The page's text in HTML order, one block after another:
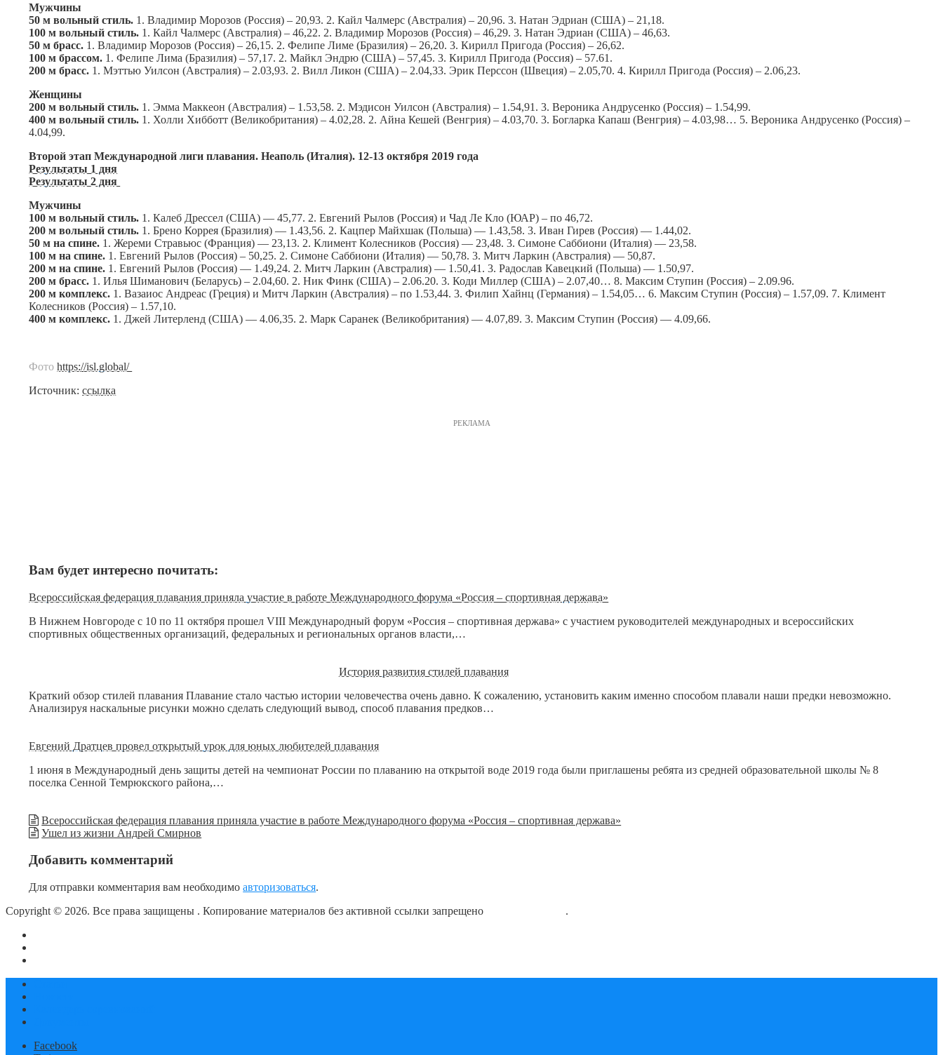
Мужчины
50 м вольный стиль. 1. Владимир Морозов (Россия) – 20,93. 2. Кайл Чалмерс (Австралия) – 20,96. 3. Натан Эдриан (США) – 21,18.
100 м вольный стиль. 1. Кайл Чалмерс (Австралия) – 46,22. 2. Владимир Морозов (Россия) – 46,29. 3. Натан Эдриан (США) – 46,63.
50 м брасс. 1. Владимир Морозов (Россия) – 26,15. 2. Фелипе Лиме (Бразилия) – 26,20. 3. Кирилл Пригода (Россия) – 26,62.
100 м брассом. 1. Фелипе Лима (Бразилия) – 57,17. 2. Майкл Эндрю (США) – 57,45. 3. Кирилл Пригода (Россия) – 57.61.
200 м брасс. 1. Мэттью Уилсон (Австралия) – 2.03,93. 2. Вилл Ликон (США) – 2.04,33. Эрик Перссон (Швеция) – 2.05,70. 4. Кирилл Пригода (Россия) – 2.06,23.
Женщины
200 м вольный стиль. 1. Эмма Маккеон (Австралия) – 1.53,58. 2. Мэдисон Уилсон (Австралия) – 1.54,91. 3. Вероника Андрусенко (Россия) – 1.54,99.
400 м вольный стиль. 1. Холли Хибботт (Великобритания) – 4.02,28. 2. Айна Кешей (Венгрия) – 4.03,70. 3. Богларка Капаш (Венгрия) – 4.03,98… 5. Вероника Андрусенко (Россия) –
4.04,99.
Второй этап Международной лиги плавания. Неаполь (Италия). 12-13 октября 2019 года
Результаты 1 дня
Результаты 2 дня
Мужчины
100 м вольный стиль. 1. Калеб Дрессел (США) — 45,77. 2. Евгений Рылов (Россия) и Чад Ле Кло (ЮАР) – по 46,72.
200 м вольный стиль. 1. Брено Коррея (Бразилия) — 1.43,56. 2. Кацпер Майхшак (Польша) — 1.43,58. 3. Иван Гирев (Россия) — 1.44,02.
50 м на спине. 1. Жереми Стравьюс (Франция) — 23,13. 2. Климент Колесников (Россия) — 23,48. 3. Симоне Саббиони (Италия) — 23,58.
100 м на спине. 1. Евгений Рылов (Россия) – 50,25. 2. Симоне Саббиони (Италия) — 50,78. 3. Митч Ларкин (Австралия) — 50,87.
200 м на спине. 1. Евгений Рылов (Россия) — 1.49,24. 2. Митч Ларкин (Австралия) — 1.50,41. 3. Радослав Кавецкий (Польша) — 1.50,97.
200 м брасс. 1. Илья Шиманович (Беларусь) – 2.04,60. 2. Ник Финк (США) – 2.06.20. 3. Коди Миллер (США) – 2.07,40… 8. Максим Ступин (Россия) – 2.09.96.
200 м комплекс. 1. Вазаиос Андреас (Греция) и Митч Ларкин (Австралия) – по 1.53,44. 3. Филип Хайнц (Германия) – 1.54,05… 6. Максим Ступин (Россия) – 1.57,09. 7. Климент
Колесников (Россия) – 1.57,10.
400 м комплекс. 1. Джей Литерленд (США) — 4.06,35. 2. Марк Саранек (Великобритания) — 4.07,89. 3. Максим Ступин (Россия) — 4.09,66.
Фотоhttps://isl.global/
Источник:ссылка
РЕКЛАМА
Вам будет интересно почитать:
Всероссийская федерация плавания приняла участие в работе Международного форума «Россия – спортивная держава»
В Нижнем Новгороде с 10 по 11 октября прошел VIII Международный форум «Россия – спортивная держава» с участием руководителей международных и всероссийских
спортивных общественных организаций, федеральных и региональных органов власти,…
История развития стилей плавания
Краткий обзор стилей плавания Плавание стало частью истории человечества очень давно. К сожалению, установить каким именно способом плавали наши предки невозможно.
Анализируя наскальные рисунки можно сделать следующий вывод, способ плавания предков…
Евгений Дратцев провел открытый урок для юных любителей плавания
1 июня в Международный день защиты детей на чемпионат России по плаванию на открытой воде 2019 года были приглашены ребята из средней образовательной школы № 8
поселка Сенной Темрюкского района,…
Всероссийская федерация плавания приняла участие в работе Международного форума «Россия – спортивная держава»
Ушел из жизни Андрей Смирнов
Добавить комментарий
Для отправки комментария вам необходимоавторизоваться.
Copyright © 2026. Все права защищены . Копирование материалов без активной ссылки запрещено
.
Facebook